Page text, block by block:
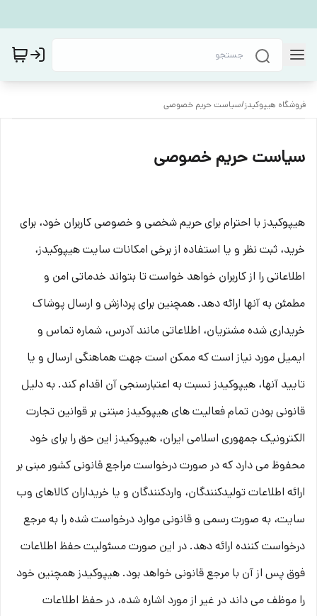
فروشگاه هیپوکیدز/سیاست حریم خصوصی
سیاست حریم خصوصی
هیپوکیدز با احترام برای حریم شخصی و خصوصی کاربران خود، برای
خرید، ثبت نظر و یا استفاده از برخی امکانات سایت هیپوکیدز،
اطلاعاتی را از کاربران خواهد خواست تا بتواند خدماتی امن و
مطمئن به آنها ارائه دهد. همچنین برای پردازش و ارسال پوشاک
خریداری شده مشتریان، اطلاعاتی مانند آدرس، شماره تماس و
ایمیل مورد نیاز است که ممکن است جهت هماهنگی ارسال و یا
تایید آنها، هیپوکیدز نسبت به اعتبارسنجی آن اقدام کند. به دلیل
قانونی بودن تمام فعالیت های هیپوکیدز مبتنی بر قوانین تجارت
الکترونیک جمهوری اسلامی ایران، هیپوکیدز این حق را برای خود
محفوظ می دارد که در صورت درخواست مراجع قانونی کشور مبنی بر
ارائه اطلاعات تولیدکنندگان، واردکنندگان و یا خریداران کالاهای وب
سایت، به صورت رسمی و قانونی موارد درخواست شده را به مرجع
درخواست کننده ارائه دهد. در این صورت مسئولیت حفظ اطلاعات
فوق پس از آن با مرجع قانونی خواهد بود. هیپوکیدز همچنین خود
را موظف می داند در غیر از مورد اشاره شده، در حفظ اطلاعات